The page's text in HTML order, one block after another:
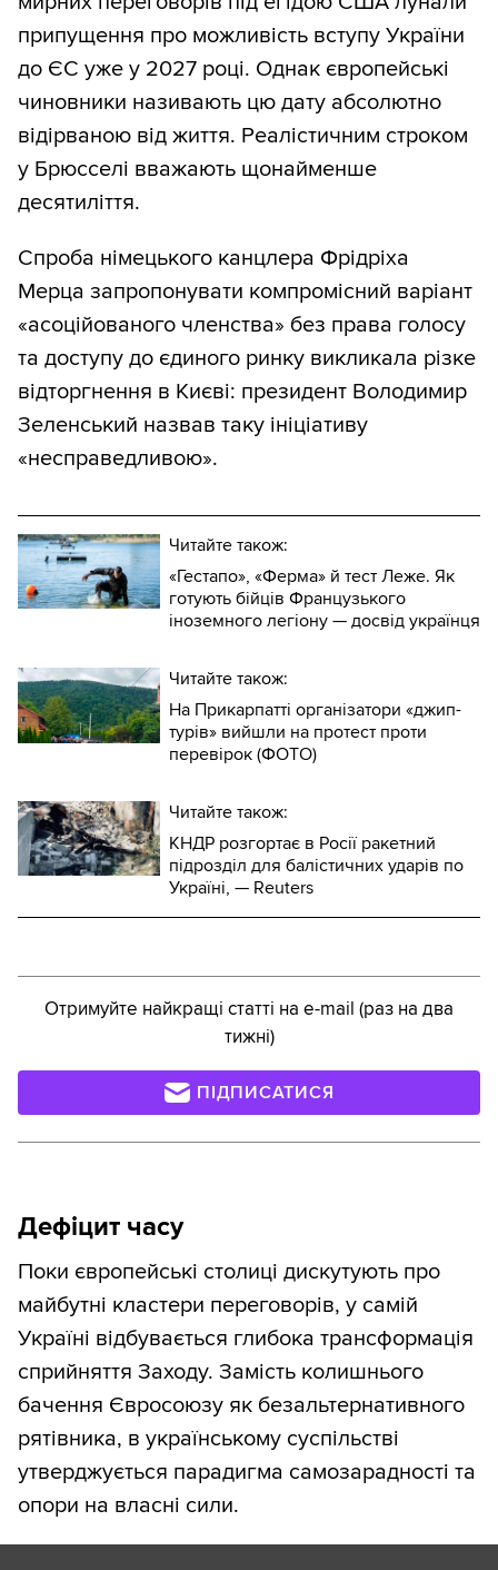
припущення про можливість вступу України
до ЄС уже у 2027 році. Однак європейські
чиновники називають цю дату абсолютно
відірваною від життя. Реалістичним строком
у Брюсселі вважають щонайменше
десятиліття.
Спроба німецького канцлера Фрідріха
Мерца запропонувати компромісний варіант
«асоційованого членства» без права голосу
та доступу до єдиного ринку викликала різке
відторгнення в Києві: президент Володимир
Зеленський назвав таку ініціативу
«несправедливою».
Читайте також:
«Гестапо», «Ферма» й тест Леже. Як
готують бійців Французького
іноземного легіону — досвід українця
Читайте також:
На Прикарпатті організатори «джип-
турів» вийшли на протест проти
перевірок (ФОТО)
Читайте також:
КНДР розгортає в Росії ракетний
підрозділ для балістичних ударів по
Україні, — Reuters
Отримуйте найкращі статті на e-mail (раз на два
тижні)
ПІДПИСАТИСЯ
Дефіцит часу
Поки європейські столиці дискутують про
майбутні кластери переговорів, у самій
Україні відбувається глибока трансформація
сприйняття Заходу. Замість колишнього
бачення Євросоюзу як безальтернативного
рятівника, в українському суспільстві
утверджується парадигма самозарадності та
опори на власні сили.